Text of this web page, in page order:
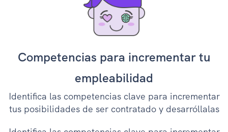
Competencias para incrementar tu
empleabilidad
Identifica las competencias clave para incrementar
tus posibilidades de ser contratado y desarróllalas